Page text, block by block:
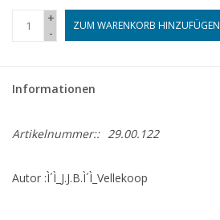
+
-
ZUM WARENKORB HINZUFÜGEN
Informationen
Artikelnummer:: 29.00.122
Autor :Ì´Ì_J.J.B.Ì´Ì_Vellekoop